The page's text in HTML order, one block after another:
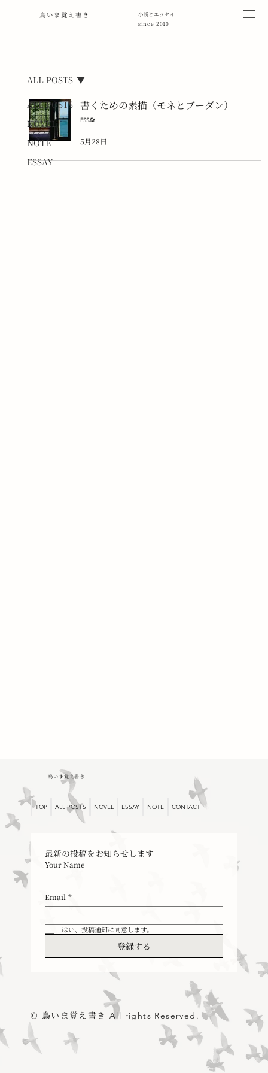
鳥いま覚え書き
小説とエッセイ
since 2010
ALL POSTS
NOVEL
NOTE
ESSAY
ALL POSTS
書くための素描（モネとブーダン）
ESSAY
5月28日
鳥いま覚え書き
TOP ALL POSTS NOVEL ESSAY NOTE CONTACT
最新の投稿をお知らせします
Your Name
Email *
はい、投稿通知に同意します。
登録する
© 鳥いま覚え書き All rights Reserved.